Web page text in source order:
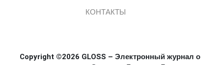
КОНТАКТЫ
Copyright ©2026 GLOSS – Электронный журнал о